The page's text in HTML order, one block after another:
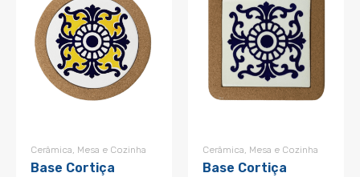
Cerâmica Mesa e Cozinha
Base Cortiça
Cerâmica Mesa e Cozinha
Base Cortiça